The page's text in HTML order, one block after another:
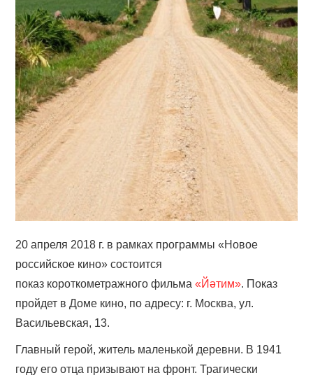
20 апреля 2018 г. в рамках программы «Новое
российское кино» состоится
показ короткометражного фильма«Йәтим». Показ
пройдет в Доме кино, по адресу: г. Москва, ул.
Васильевская, 13.
Главный герой, житель маленькой деревни. В 1941
году его отца призывают на фронт. Трагически